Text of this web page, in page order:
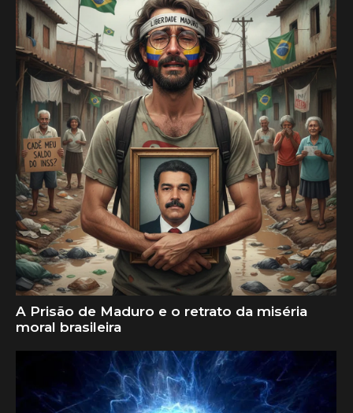
A Prisão de Maduro e o retrato da miséria
moral brasileira